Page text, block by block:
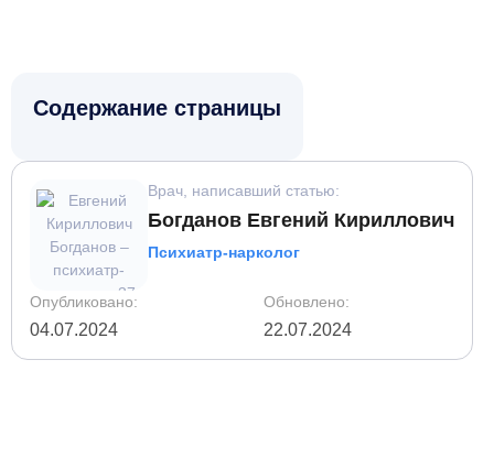
Содержание страницы
Врач, написавший статью:
Богданов Евгений Кириллович
Психиатр-нарколог
Опубликовано:
04.07.2024
Обновлено:
22.07.2024